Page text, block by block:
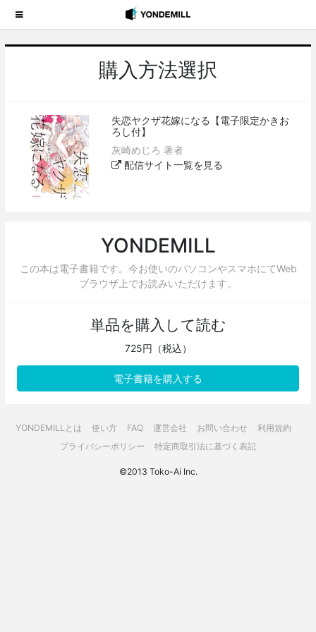
購入方法選択
失恋ヤクザ花嫁になる【電子限定かきお
ろし付】
灰崎めじろ 著者
配信サイト一覧を見る
YONDEMILL
この本は電子書籍です。今お使いのパソコンやスマホにてWeb
ブラウザ上でお読みいただけます。
単品を購入して読む
725円（税込）
電子書籍を購入する
YONDEMILLとは 使い方 FAQ 運営会社 お問い合わせ
利用規約
プライバシーポリシー
特定商取引法に基づく表記
©2013 Toko-Ai Inc.